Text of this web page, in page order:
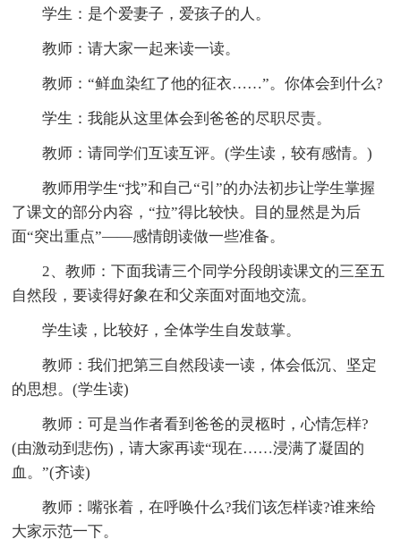
学生：是个爱妻子，爱孩子的人。
教师：请大家一起来读一读。
教师：“鲜血染红了他的征衣……”。你体会到什么?
学生：我能从这里体会到爸爸的尽职尽责。
教师：请同学们互读互评。(学生读，较有感情。)
教师用学生“找”和自己“引”的办法初步让学生掌握
了课文的部分内容，“拉”得比较快。目的显然是为后
面“突出重点”——感情朗读做一些准备。
2、教师：下面我请三个同学分段朗读课文的三至五
自然段，要读得好象在和父亲面对面地交流。
学生读，比较好，全体学生自发鼓掌。
教师：我们把第三自然段读一读，体会低沉、坚定
的思想。(学生读)
教师：可是当作者看到爸爸的灵柩时，心情怎样?
(由激动到悲伤)，请大家再读“现在……浸满了凝固的
血。”(齐读)
教师：嘴张着，在呼唤什么?我们该怎样读?谁来给
大家示范一下。